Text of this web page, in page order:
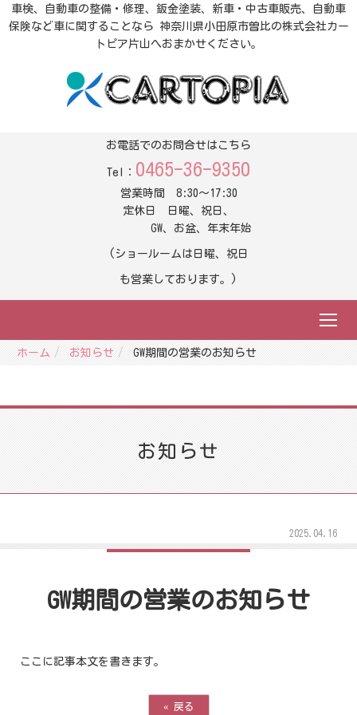
車検、自動車の整備・修理、鈑金塗装、新車・中古車販売、自動車
保険など車に関することなら 神奈川県小田原市曽比の株式会社カー
トピア片山へおまかせください。
お電話でのお問合せはこちら
Tel： 0465-36-9350
営業時間 8:30～17:30
定休日 日曜、祝日、
GW、お盆、年末年始
(ショールームは日曜、祝日
も営業しております。)
ホーム お知らせ GW期間の営業のお知らせ
お知らせ
2025.04.16
GW期間の営業のお知らせ
ここに記事本文を書きます。
« 戻る